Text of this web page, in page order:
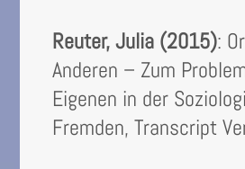
Reuter, Julia (2015):
Anderen – Zum
Eigenen in der
Fremden, Transcript